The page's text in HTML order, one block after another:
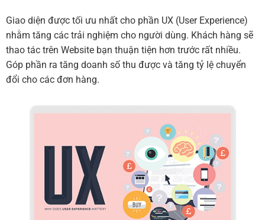
Giao diện được tối ưu nhất cho phần UX (User Experience)
nhằm tăng các trải nghiệm cho người dùng. Khách hàng sẽ
thao tác trên Website bạn thuận tiện hơn trước rất nhiều.
Góp phần ra tăng doanh số thu được và tăng tỷ lệ chuyển
đổi cho các đơn hàng.